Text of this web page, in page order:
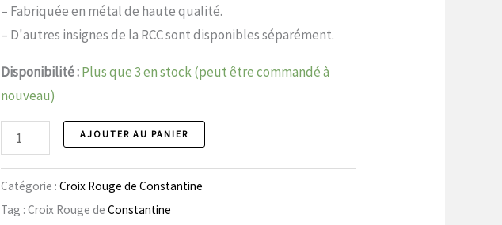
– Fabriquée en métal de haute qualité.
– D'autres insignes de la RCC sont disponibles séparément.
Disponibilité :Plus que 3 en stock (peut être commandé à
nouveau)
Croix
rouge
de
Constantin
AJOUTER AU PANIER
Catégorie : Croix Rouge de Constantine
Tag : Croix Rouge de Constantine